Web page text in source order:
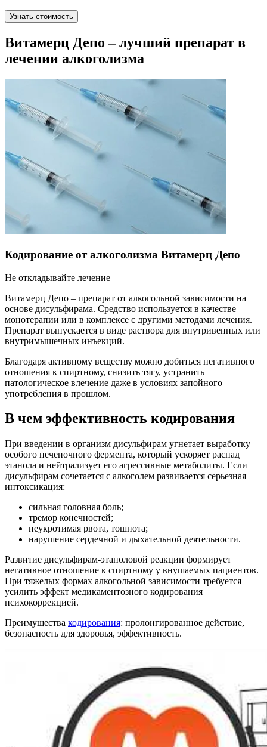
Узнать стоимость
Витамерц Депо – лучший препарат в
лечении алкоголизма
Кодирование от алкоголизма Витамерц Депо
Не откладывайте лечение
Витамерц Депо – препарат от алкогольной зависимости на
основе дисульфирама. Средство используется в качестве
монотерапии или в комплексе с другими методами лечения.
Препарат выпускается в виде раствора для внутривенных или
внутримышечных инъекций.
Благодаря активному веществу можно добиться негативного
отношения к спиртному, снизить тягу, устранить
патологическое влечение даже в условиях запойного
употребления в прошлом.
В чем эффективность кодирования
При введении в организм дисульфирам угнетает выработку
особого печеночного фермента, который ускоряет распад
этанола и нейтрализует его агрессивные метаболиты. Если
дисульфирам сочетается с алкоголем развивается серьезная
интоксикация:
сильная головная боль;
тремор конечностей;
неукротимая рвота, тошнота;
нарушение сердечной и дыхательной деятельности.
Развитие дисульфирам-этаноловой реакции формирует
негативное отношение к спиртному у внушаемых пациентов.
При тяжелых формах алкогольной зависимости требуется
усилить эффект медикаментозного кодирования
психокоррекцией.
Преимущества кодирования: пролонгированное действие,
безопасность для здоровья, эффективность.